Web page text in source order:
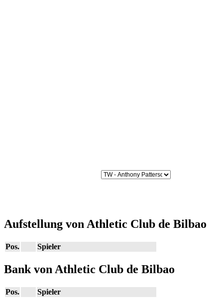
Aufstellung von Athletic Club de Bilbao
Pos. Spieler
Bank von Athletic Club de Bilbao
Pos. Spieler